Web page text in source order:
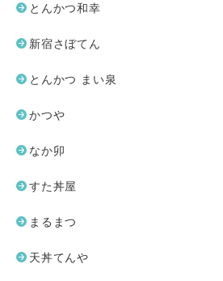
とんかつ和幸
新宿さぼてん
とんかつ まい泉
かつや
なか卯
すた丼屋
まるまつ
天丼てんや